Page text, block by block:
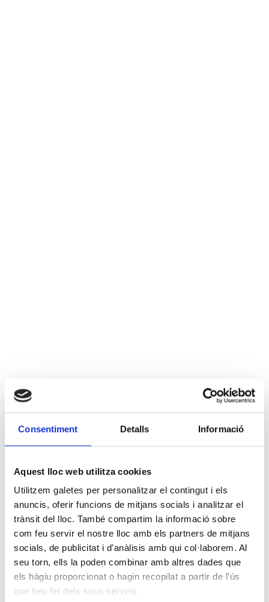
Consentiment Detalls Informació
Aquest lloc web utilitza cookies
Utilitzem galetes per personalitzar el contingut i els
anuncis, oferir funcions de mitjans socials i analitzar el
trànsit del lloc. També compartim la informació sobre
com feu servir el nostre lloc amb els partners de mitjans
socials, de publicitat i d'anàlisis amb qui col·laborem. Al
seu torn, ells la poden combinar amb altres dades que
els hàgiu proporcionat o hagin recopilat a partir de l'ús
que heu fet dels seus serveis.